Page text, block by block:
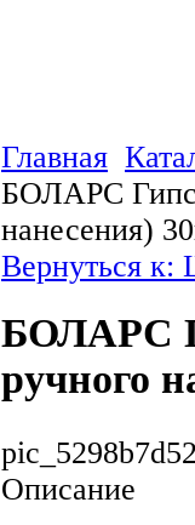
Главная
БОЛАРС
нанесения)
Вернуться к:
БОЛАРС
ручного
Описание